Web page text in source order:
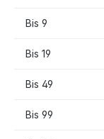
Bis 9
Bis 19
Bis 49
Bis 99